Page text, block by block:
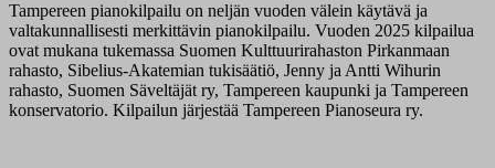
Tampereen pianokilpailu on neljän vuoden välein käytävä ja
valtakunnallisesti merkittävin pianokilpailu. Vuoden 2025 kilpailua
ovat mukana tukemassa Suomen Kulttuurirahaston Pirkanmaan
rahasto, Sibelius-Akatemian tukisäätiö, Jenny ja Antti Wihurin
rahasto, Suomen Säveltäjät ry, Tampereen kaupunki ja Tampereen
konservatorio. Kilpailun järjestää Tampereen Pianoseura ry.